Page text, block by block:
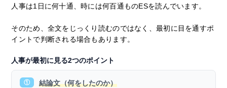
人事は1日に何十通、時には何百通ものESを読んでいます。
そのため、全文をじっくり読むのではなく、最初に目を通すポ
イントで判断される場合もあります。
人事が最初に見る2つのポイント
①
結論文（何をしたのか）